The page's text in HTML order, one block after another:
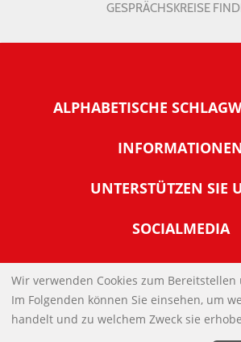
GESPRÄCHSKREISE
ALPHABETISCHE
INFORMATIONEN
Warum
Tipps zur Nutzung der
Banner und E-Mail-
Links
Kontakt
UNTERSTÜTZEN SIE
Werden Sie
Spenden Sie Online
SOCIALMEDIA
IMPRESSUM
Wir verwenden Cookies zum
Im Folgenden können Sie einsehen, um
handelt und zu welchem Zweck sie